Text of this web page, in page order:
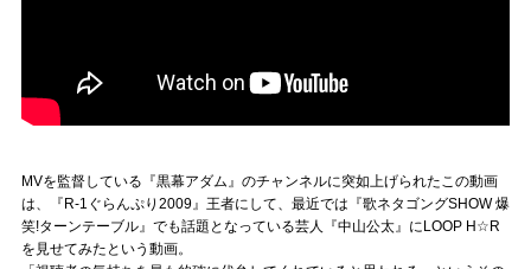
MVを監督している『黒幕アダム』のチャンネルに突如上げられたこの動画
は、『R-1ぐらんぷり2009』王者にして、最近では『歌ネタゴングSHOW 爆
笑!ターンテーブル』でも話題となっている芸人『中山公太』にLOOP H☆R
を見せてみたという動画。